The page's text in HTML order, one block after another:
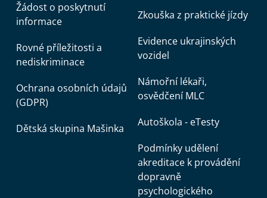
Žádost o poskytnutí
informace
Rovné příležitosti a
nediskriminace
Ochrana osobních údajů
(GDPR)
Dětská skupina Mašinka
Zkouška z praktické jízdy
Evidence ukrajinských
vozidel
Námořní lékaři,
osvědčení MLC
Autoškola - eTesty
Podmínky udělení
akreditace k provádění
dopravně
psychologického